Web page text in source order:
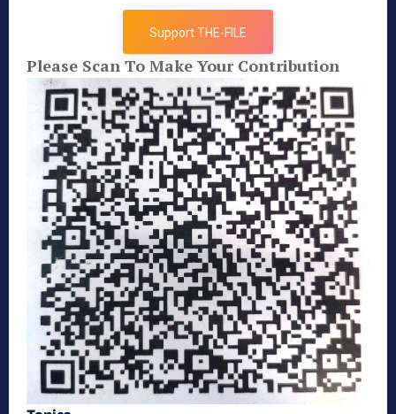
Support THE-FILE
Please Scan To Make Your Contribution